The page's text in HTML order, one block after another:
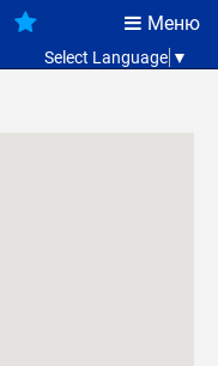
Меню
Select Language ▼